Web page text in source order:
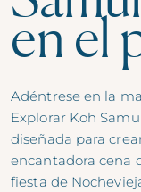
en el
Adéntrese en la
Explorar Koh
diseñada para
encantadora cena
fiesta de